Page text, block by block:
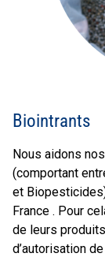
Biointrants
Nous aidons
(comportant
et
France . Pour
de leurs
d’autorisation